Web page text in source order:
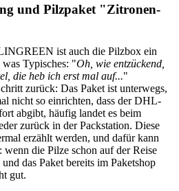
und Pilzpaket "Zitronen-
ist auch die Pilzbox ein
Typisches: "Oh, wie entzückend,
die heb ich erst mal auf..."
zurück: Das Paket ist unterwegs,
nicht so einrichten, dass der DHL-
abgibt, häufig landet es beim
zurück in der Packstation. Diese
erzählt werden, und dafür kann
die Pilze schon auf der Reise
das Paket bereits im Paketshop
gut.